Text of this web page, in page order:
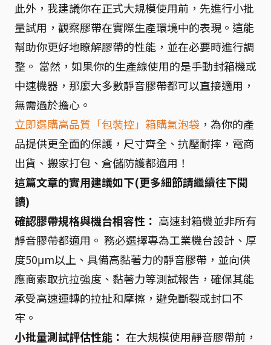
此外，我建議你在正式大規模使用前，先進行小批
量試用，觀察膠帶在實際生產環境中的表現。這能
幫助你更好地瞭解膠帶的性能，並在必要時進行調
整。 當然，如果你的生產線使用的是手動封箱機或
中速機器，那麼大多數靜音膠帶都可以直接適用，
無需過於擔心。
立即選購高品質「包裝控」箱購氣泡袋 ，為你的產
品提供更全面的保護，尺寸齊全、抗壓耐摔，電商
出貨、搬家打包、倉儲防護都適用！
這篇文章的實用建議如下(更多細節請繼續往下閱
讀)
確認膠帶規格與機台相容性： 高速封箱機並非所有
靜音膠帶都適用。 務必選擇專為工業機台設計、厚
度50μm以上、具備高黏著力的靜音膠帶，並向供
應商索取抗拉強度、黏著力等測試報告，確保其能
承受高速運轉的拉扯和摩擦，避免斷裂或封口不
牢。
小批量測試評估性能： 在大規模使用靜音膠帶前，